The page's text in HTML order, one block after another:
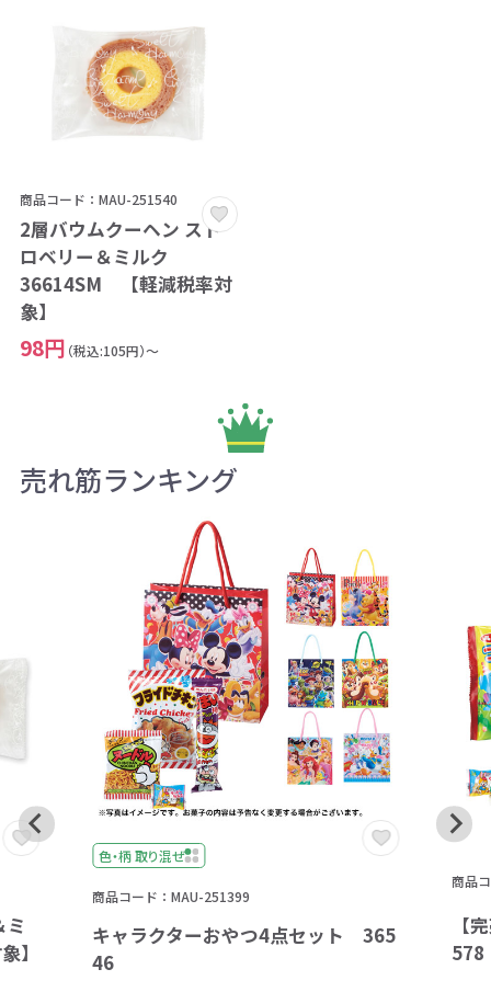
商品コード：MAU-251540
2層バウムクーヘン スト
ロベリー＆ミルク
36614SM 【軽減税率対
象】
98円 （税込:105円）～
売れ筋ランキング
ミ
】
色・柄 取り混ぜ
商品コード：MAU-251399
キャラクターおやつ4点セット 365
46
商品
【